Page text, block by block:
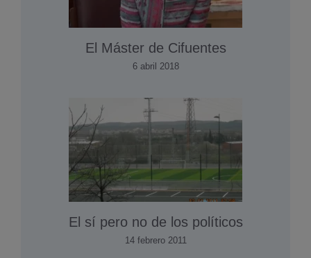
El Máster de Cifuentes
6 abril 2018
El sí­ pero no de los polí­ticos
14 febrero 2011